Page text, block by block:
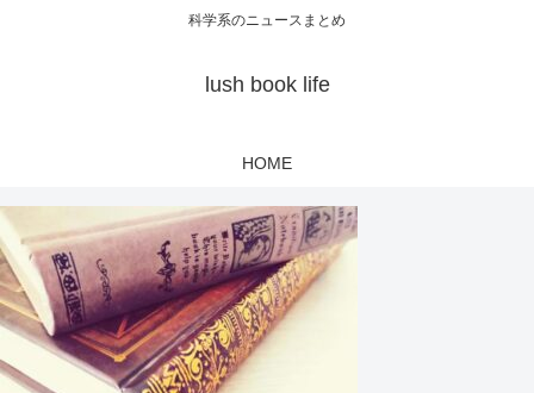
科学系のニュースまとめ
lush book life
HOME